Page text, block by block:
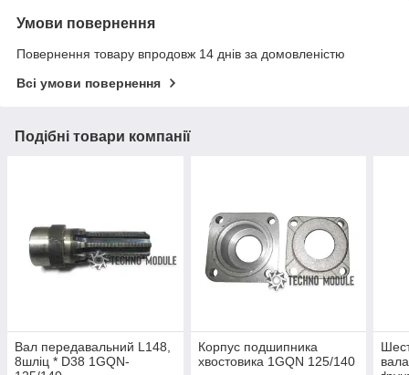
Умови повернення
Повернення товару впродовж 14 днів за домовленістю
Всі умови повернення
Подібні товари компанії
Вал передавальний L148,
8шліц * D38 1GQN-
Корпус подшипника
хвостовика 1GQN 125/140